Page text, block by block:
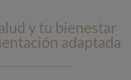
y tu bienestar
adaptada